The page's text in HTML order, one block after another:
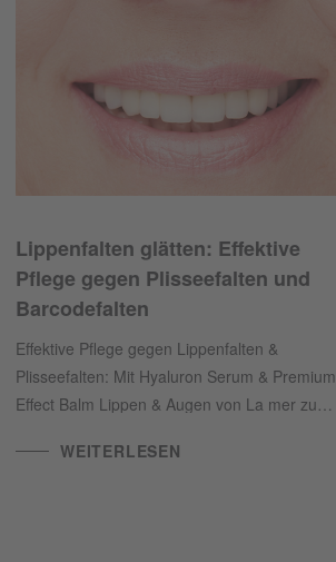
Lippenfalten glätten: Effektive
Pflege gegen Plisseefalten und
Barcodefalten
Effektive Pflege gegen Lippenfalten &
Plisseefalten: Mit Hyaluron Serum & Premium
Effect Balm Lippen & Augen von La mer zu
WEITERLESEN